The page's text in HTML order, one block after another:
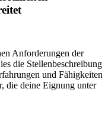
Anforderungen der
die Stellenbeschreibung
und Fähigkeiten
die deine Eignung unter